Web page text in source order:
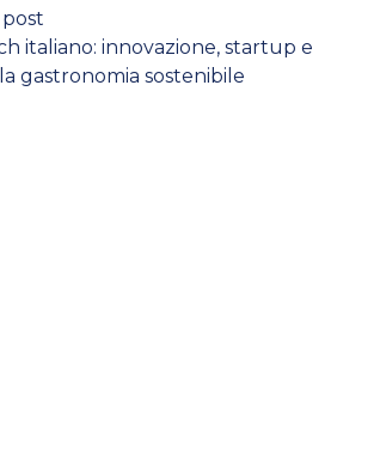
italiano: innovazione, startup e
gastronomia sostenibile